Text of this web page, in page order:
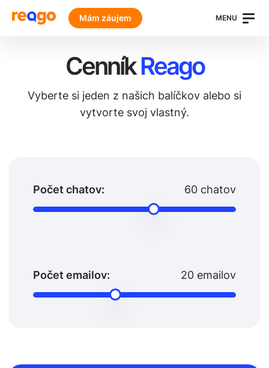
MENU
Mám záujem
CenníkReago
Vyberte si jeden z našich balíčkov alebo si
vytvorte svoj vlastný.
Počet chatov: 60 chatov
Počet emailov: 20 emailov